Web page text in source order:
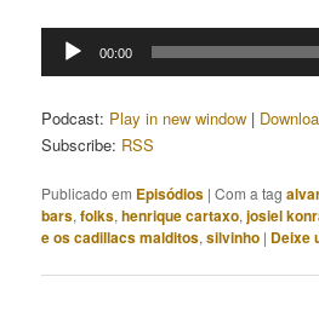
Tocador
00:00
Podcast: Play in new window |
Subscribe: RSS
Publicado em Episódios |Com a tag
bars,folks,henrique cartaxo,josiel
e os cadillacs malditos,silvinho | Deixe